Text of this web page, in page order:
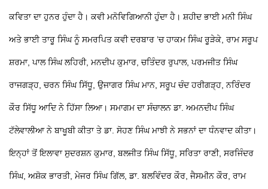
ਕਵਿਤਾ ਦਾ ਹੁਨਰ ਹੁੰਦਾ ਹੈ। ਕਵੀ ਮਨੋਵਿਗਿਆਨੀ ਹੁੰਦਾ ਹੈ। ਸ਼ਹੀਦ ਭਾਈ ਮਨੀ ਸਿੰਘ
ਅਤੇ ਭਾਈ ਤਾਰੂ ਸਿੰਘ ਨੂੰ ਸਮਰਪਿਤ ਕਵੀ ਦਰਬਾਰ ’ਚ ਹਾਕਮ ਸਿੰਘ ਰੂੜੇਕੇ, ਰਾਮ ਸਰੂਪ
ਸ਼ਰਮਾ, ਪਾਲ ਸਿੰਘ ਲਹਿਰੀ, ਮਨਦੀਪ ਕੁਮਾਰ, ਚਤਿੰਦਰ ਰੁਪਾਲ, ਪਰਮਜੀਤ ਸਿੰਘ
ਰਾਜਗੜ੍ਹ, ਚਰਨ ਸਿੰਘ ਸਿੱਧੂ, ਉਜਾਗਰ ਸਿੰਘ ਮਾਨ, ਸਰੂਪ ਚੰਦ ਹਰੀਗੜ੍ਹ, ਨਰਿੰਦਰ
ਕੌਰ ਸਿੱਧੂ ਆਦਿ ਨੇ ਹਿੱਸਾ ਲਿਆ। ਸਮਾਗਮ ਦਾ ਸੰਚਾਲਨ ਡਾ. ਅਮਨਦੀਪ ਸਿੰਘ
ਟੱਲੇਵਾਲੀਆ ਨੇ ਬਾਖੂਬੀ ਕੀਤਾ ਤੇ ਡਾ. ਸੋਹਣ ਸਿੰਘ ਮਾਝੀ ਨੇ ਸਭਨਾਂ ਦਾ ਧੰਨਵਾਦ ਕੀਤਾ।
ਇਨ੍ਹਾਂ ਤੋਂ ਇਲਾਵਾ ਸੁਦਰਸ਼ਨ ਕੁਮਾਰ, ਬਲਜੀਤ ਸਿੰਘ ਸਿੱਧੂ, ਸਰਿਤਾ ਰਾਣੀ, ਸਰਜਿੰਦਰ
ਸਿੰਘ, ਅਸ਼ੋਕ ਭਾਰਤੀ, ਮੇਜਰ ਸਿੰਘ ਗਿੱਲ, ਡਾ. ਬਲਵਿੰਦਰ ਕੌਰ, ਜੈਸਮੀਨ ਕੌਰ, ਰਾਮ